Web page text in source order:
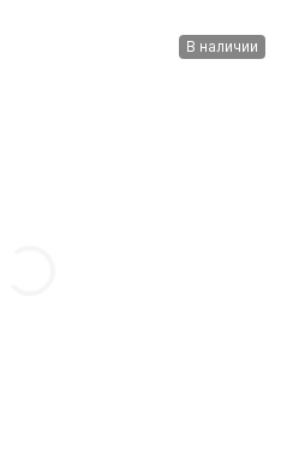
В наличии